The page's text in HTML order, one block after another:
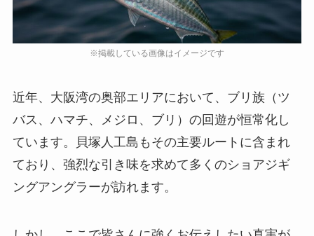
近年、大阪湾の奥部エリアにおいて、ブリ族（ツ
バス、ハマチ、メジロ、ブリ）の回遊が恒常化し
ています。貝塚人工島もその主要ルートに含まれ
ており、強烈な引き味を求めて多くのショアジギ
ングアングラーが訪れます。